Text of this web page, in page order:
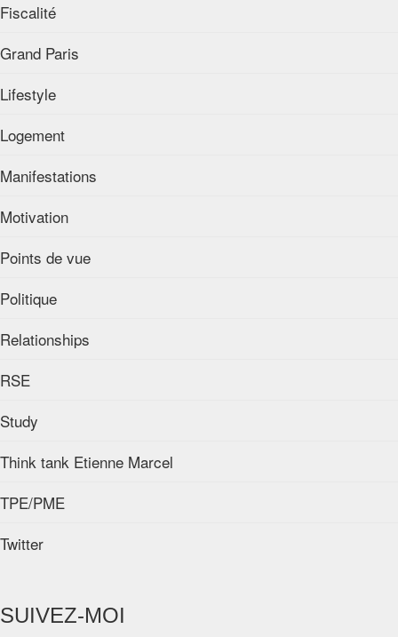
Fiscalité
Grand Paris
Lifestyle
Logement
Manifestations
Motivation
Points de vue
Politique
Relationships
RSE
Study
Think tank Etienne Marcel
TPE/PME
Twitter
SUIVEZ-MOI